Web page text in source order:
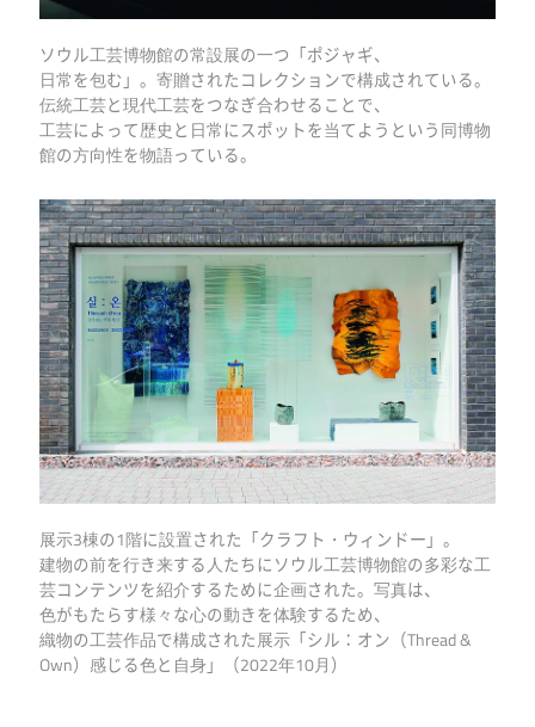
ソウル工芸博物館の常設展の一つ「ポジャギ、
日常を包む」。寄贈されたコレクションで構成されている。
伝統工芸と現代工芸をつなぎ合わせることで、
工芸によって歴史と日常にスポットを当てようという同博物
館の方向性を物語っている。
展示3棟の1階に設置された「クラフト・ウィンドー」。
建物の前を行き来する人たちにソウル工芸博物館の多彩な工
芸コンテンツを紹介するために企画された。写真は、
色がもたらす様々な心の動きを体験するため、
織物の工芸作品で構成された展示「シル：オン（Thread &
Own）感じる色と自身」（2022年10月）